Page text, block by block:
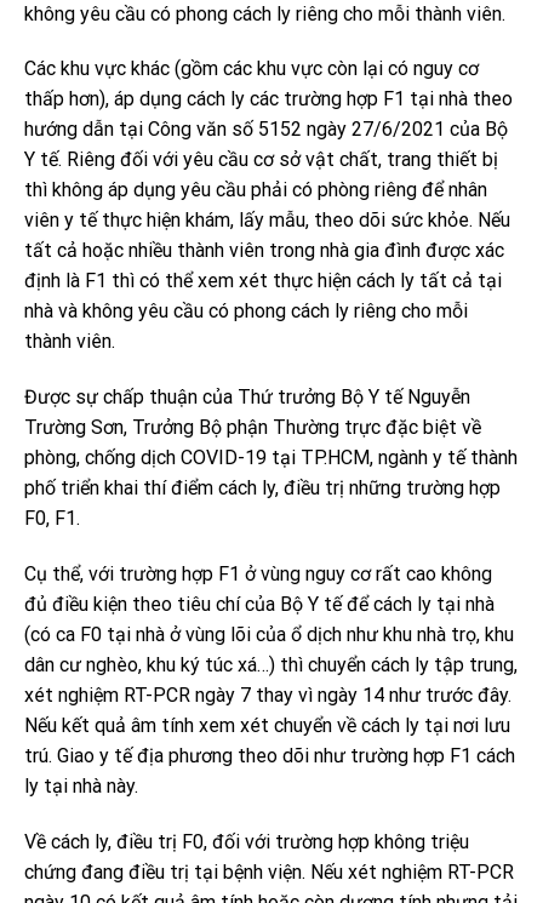
không yêu cầu có phong cách ly riêng cho mỗi thành viên.
Các khu vực khác (gồm các khu vực còn lại có nguy cơ
thấp hơn), áp dụng cách ly các trường hợp F1 tại nhà theo
hướng dẫn tại Công văn số 5152 ngày 27/6/2021 của Bộ
Y tế. Riêng đối với yêu cầu cơ sở vật chất, trang thiết bị
thì không áp dụng yêu cầu phải có phòng riêng để nhân
viên y tế thực hiện khám, lấy mẫu, theo dõi sức khỏe. Nếu
tất cả hoặc nhiều thành viên trong nhà gia đình được xác
định là F1 thì có thể xem xét thực hiện cách ly tất cả tại
nhà và không yêu cầu có phong cách ly riêng cho mỗi
thành viên.
Được sự chấp thuận của Thứ trưởng Bộ Y tế Nguyễn
Trường Sơn, Trưởng Bộ phận Thường trực đặc biệt về
phòng, chống dịch COVID-19 tại TP.HCM, ngành y tế thành
phố triển khai thí điểm cách ly, điều trị những trường hợp
F0, F1.
Cụ thể, với trường hợp F1 ở vùng nguy cơ rất cao không
đủ điều kiện theo tiêu chí của Bộ Y tế để cách ly tại nhà
(có ca F0 tại nhà ở vùng lõi của ổ dịch như khu nhà trọ, khu
dân cư nghèo, khu ký túc xá…) thì chuyển cách ly tập trung,
xét nghiệm RT-PCR ngày 7 thay vì ngày 14 như trước đây.
Nếu kết quả âm tính xem xét chuyển về cách ly tại nơi lưu
trú. Giao y tế địa phương theo dõi như trường hợp F1 cách
ly tại nhà này.
Về cách ly, điều trị F0, đối với trường hợp không triệu
chứng đang điều trị tại bệnh viện. Nếu xét nghiệm RT-PCR